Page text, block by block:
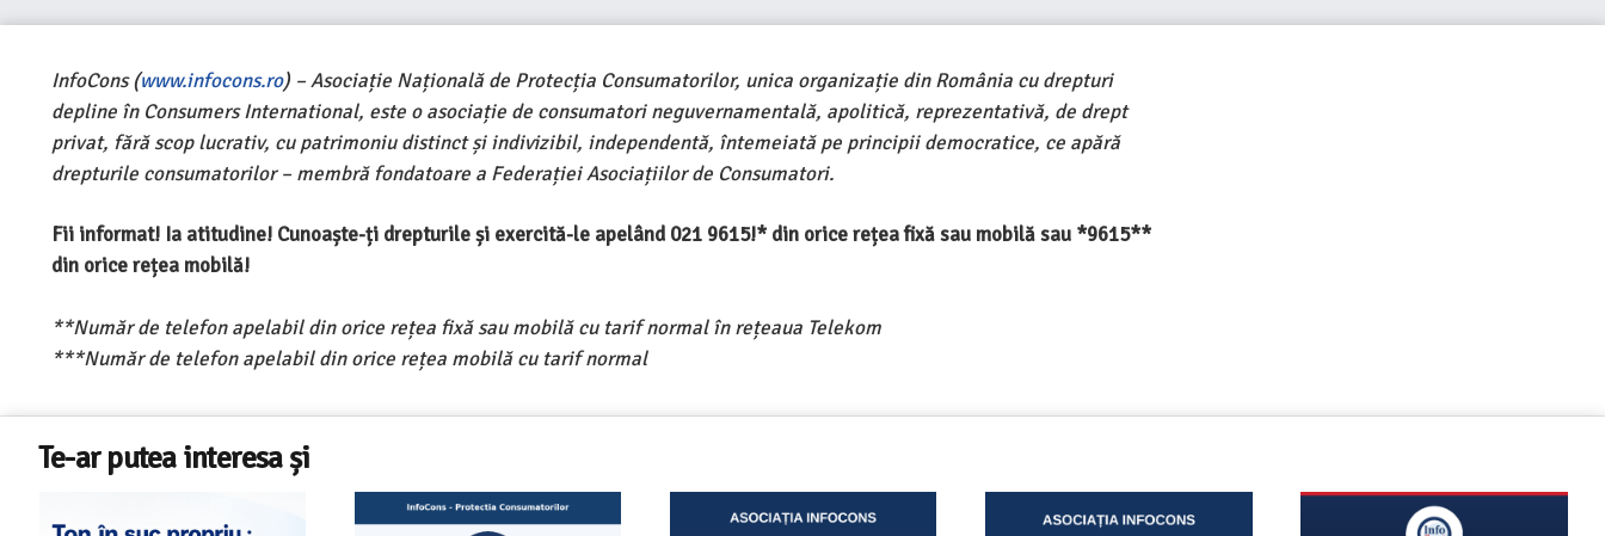
InfoCons (www.infocons.ro) – Asociație Națională de Protecția Consumatorilor, unica organizație din România cu drepturi
depline în Consumers International, este o asociație de consumatori neguvernamentală, apolitică, reprezentativă, de drept
privat, fără scop lucrativ, cu patrimoniu distinct și indivizibil, independentă, întemeiată pe principii democratice, ce apără
drepturile consumatorilor – membră fondatoare a Federației Asociațiilor de Consumatori.
Fii informat! Ia atitudine! Cunoaște-ți drepturile și exercită-le apelând 021 9615!* din orice rețea fixă sau mobilă sau *9615**
din orice rețea mobilă!
**Număr de telefon apelabil din orice rețea fixă sau mobilă cu tarif normal în rețeaua Telekom
***Număr de telefon apelabil din orice rețea mobilă cu tarif normal
Te-ar putea interesa și